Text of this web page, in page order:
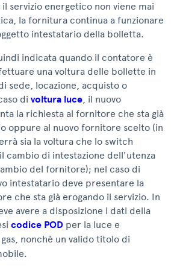
servizio energetico non viene mai
la fornitura continua a funzionare
intestatario della bolletta.
indicata quando il contatore è
una voltura delle bollette in
sede, locazione, acquisto o
di voltura luce, il nuovo
la richiesta al fornitore che sta già
oppure al nuovo fornitore scelto (in
sia la voltura che lo switch
cambio di intestazione dell'utenza
del fornitore); nel caso di
intestatario deve presentare la
che sta già erogando il servizio. In
avere a disposizione i dati della
codice POD per la luce e
nonchè un valido titolo di